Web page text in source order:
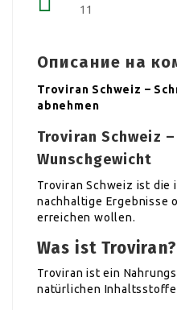
11
Описание на
Troviran Schweiz –
abnehmen
Troviran Schweiz
Wunschgewicht
Troviran Schweiz ist die
nachhaltige Ergebnisse
erreichen wollen.
Was ist Troviran?
Troviran ist ein
natürlichen